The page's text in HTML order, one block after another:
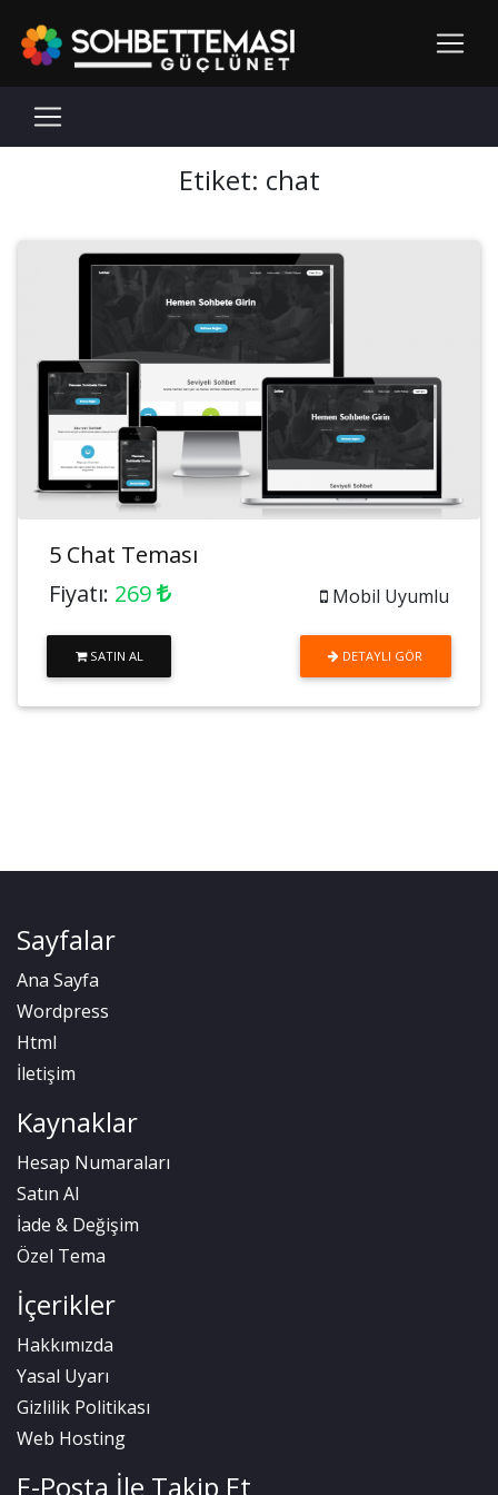
Etiket: chat
5 Chat Teması
Fiyatı: 269 Mobil Uyumlu
SATIN AL DETAYLI GÖR
Sayfalar
Ana Sayfa
Wordpress
Html
İletişim
Kaynaklar
Hesap Numaraları
Satın Al
İade & Değişim
Özel Tema
İçerikler
Hakkımızda
Yasal Uyarı
Gizlilik Politikası
Web Hosting
E-Posta İle Takip Et